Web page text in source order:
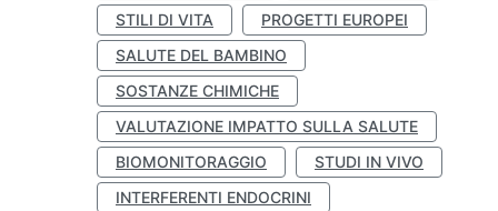
STILI DI VITA
PROGETTI EUROPEI
SALUTE DEL BAMBINO
SOSTANZE CHIMICHE
VALUTAZIONE IMPATTO SULLA SALUTE
BIOMONITORAGGIO
STUDI IN VIVO
INTERFERENTI ENDOCRINI